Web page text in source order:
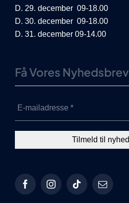
D. 29. december 09-18.00
D. 30. december 09-18.00
D. 31. december 09-14.00
Få Vores Nyhedsbrev